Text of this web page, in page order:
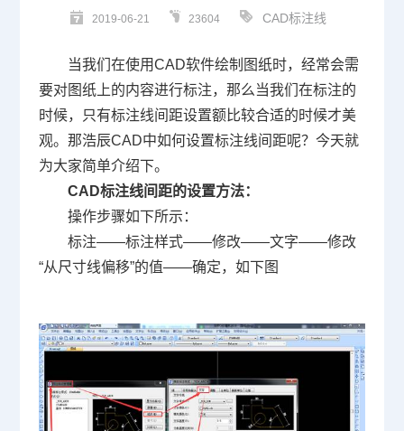
2019-06-21 23604 CAD标注线
当我们在使用CAD软件绘制图纸时，经常会需
要对图纸上的内容进行标注，那么当我们在标注的
时候，只有标注线间距设置额比较合适的时候才美
观。那浩辰CAD中如何设置标注线间距呢？今天就
为大家简单介绍下。
CAD标注线间距的设置方法：
操作步骤如下所示：
标注——标注样式——修改——文字——修改
“从尺寸线偏移”的值——确定，如下图